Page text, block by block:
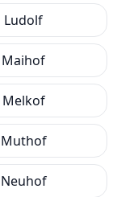
Ludolf
Maihof
Melkof
Muthof
Neuhof